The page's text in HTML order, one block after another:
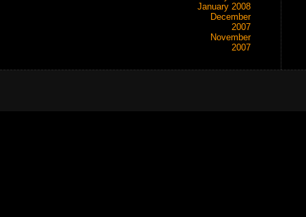
January 2008
December
2007
November
2007